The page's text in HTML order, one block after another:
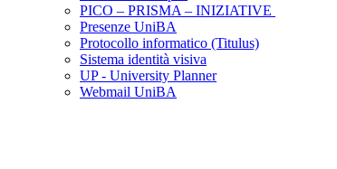
PICO – PRISMA – INIZIATIVE
Presenze UniBA
Protocollo informatico (Titulus)
Sistema identità visiva
UP - University Planner
Webmail UniBA